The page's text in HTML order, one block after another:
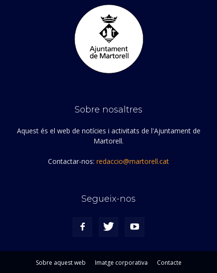
Sobre nosaltres
Aquest és el web de notícies i activitats de l'Ajuntament de
Martorell.
Contactar-nos: redaccio@martorell.cat
Segueix-nos
Sobre aquest web Imatge corporativa Contacte